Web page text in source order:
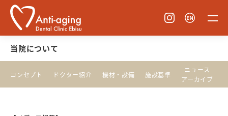
当院について
コンセプト ドクター紹介 機材・設備 施設基準
ニュース
アーカイブ